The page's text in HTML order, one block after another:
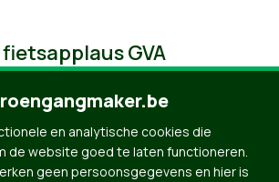
GVA
en analytische cookies die
de website goed te laten functioneren.
geen persoonsgegevens en hier is